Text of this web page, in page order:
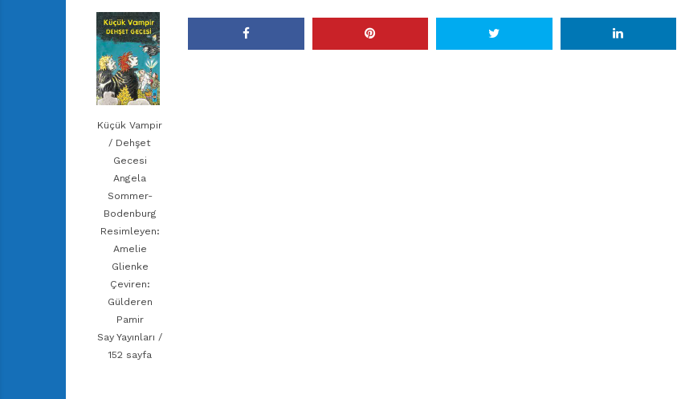
Küçük Vampir
/ Dehşet
Gecesi
Angela
Sommer-
Bodenburg
Resimleyen:
Amelie
Glienke
Çeviren:
Gülderen
Pamir
Say Yayınları /
152 sayfa